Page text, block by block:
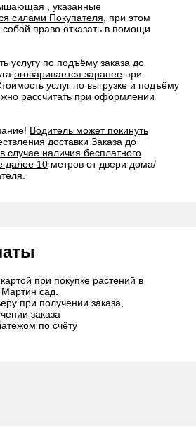
, указанные
силами Покупателя , при этом
собой право отказать в помощи
услугу по подъёму заказа до
оговаривается заранее при
услуг по выгрузке и подъёму
рассчитать при оформлении
Водитель может покинуть
доставки Заказа до
в случае наличия бесплатного
далее 10 метров от двери дома/
при покупке растений в
сад.
при получении заказа,
заказа
по счёту